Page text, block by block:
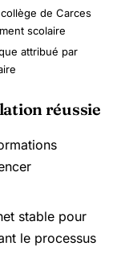
de Carces
scolaire
attribué par
réussie
stable pour
le processus